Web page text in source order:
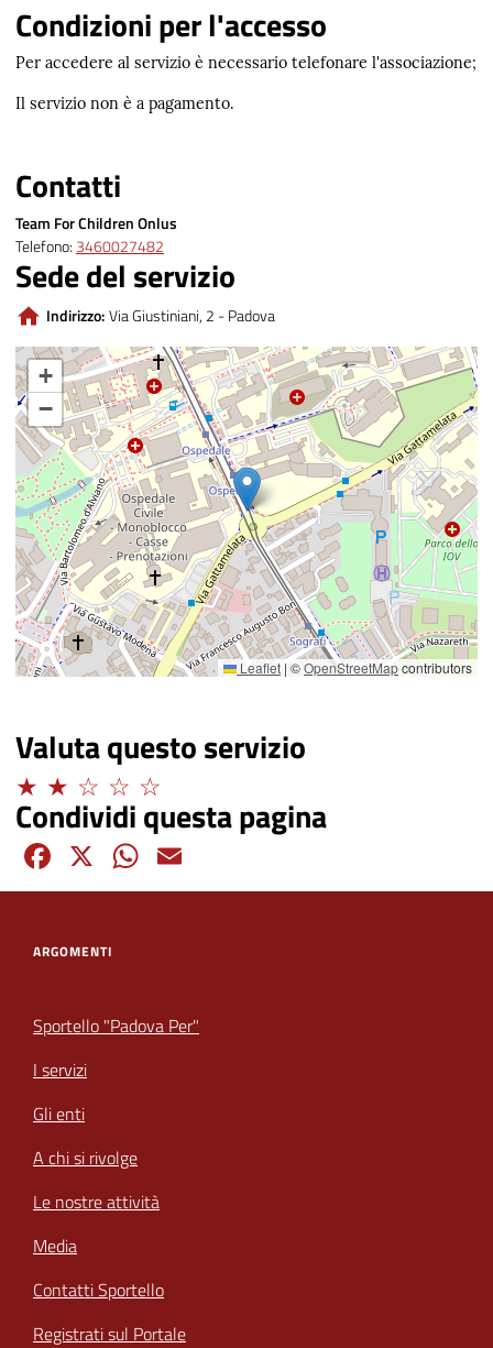
Condizioni per l'accesso
Per accedere al servizio è necessario telefonare l'associazione;
Il servizio non è a pagamento.
Contatti
Team For Children Onlus
Telefono: 3460027482
Sede del servizio
Indirizzo:Via Giustiniani, 2 - Padova
+
−
Leaflet | ©OpenStreetMapcontributors
Valuta questo servizio
Limitato
Condividi questa pagina
Facebook
X WhatsApp
Email
ARGOMENTI
Sportello "Padova Per"
I servizi
Gli enti
A chi si rivolge
Le nostre attività
Media
Contatti Sportello
Registrati sul Portale